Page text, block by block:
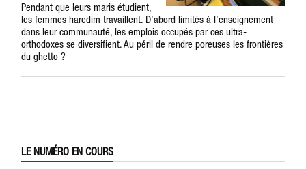
Pendant que leurs maris étudient,
les femmes haredim travaillent. D’abord limités à l’enseignement
dans leur communauté, les emplois occupés par ces ultra-
orthodoxes se diversifient. Au péril de rendre poreuses les frontières
du ghetto ?
LE NUMÉRO EN COURS